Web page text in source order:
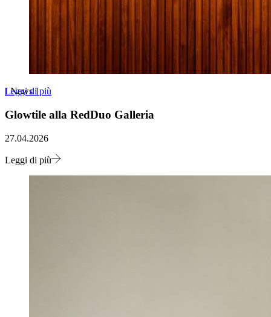
Leggi di più
[News]
Glowtile alla RedDuo Galleria
27.04.2026
Leggi di più